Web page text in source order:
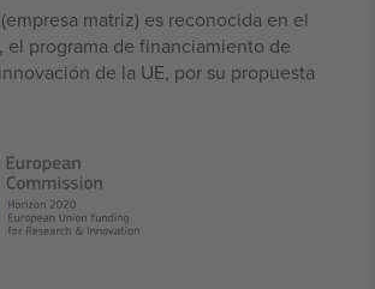
matriz) es reconocida en el
programa de financiamiento de
de la UE, por su propuesta